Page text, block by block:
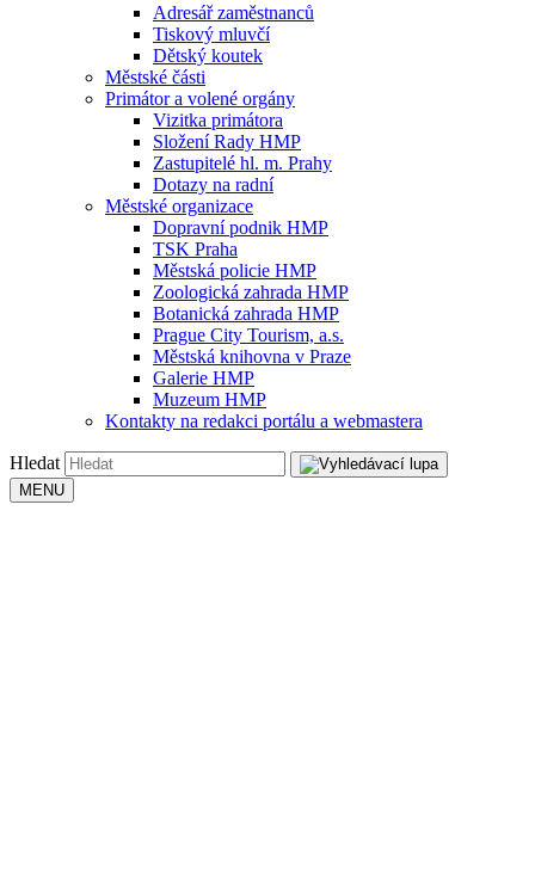
Adresář zaměstnanců
Tiskový mluvčí
Dětský koutek
Městské části
Primátor a volené orgány
Vizitka primátora
Složení Rady HMP
Zastupitelé hl. m. Prahy
Dotazy na radní
Městské organizace
Dopravní podnik HMP
TSK Praha
Městská policie HMP
Zoologická zahrada HMP
Botanická zahrada HMP
Prague City Tourism, a.s.
Městská knihovna v Praze
Galerie HMP
Muzeum HMP
Kontakty na redakci portálu a webmastera
Hledat
MENU